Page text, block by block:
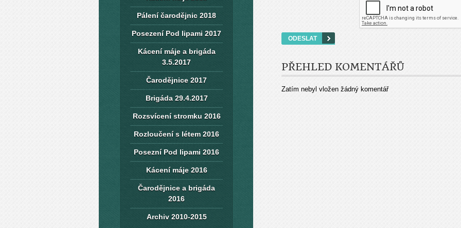
PŘEHLED KOMENTÁŘŮ
Zatím nebyl vložen žádný komentář
Pálení čarodějnic 2018
Posezení Pod lipami 2017
Kácení máje a brigáda
3.5.2017
Čarodějnice 2017
Brigáda 29.4.2017
Rozsvícení stromku 2016
Rozloučení s létem 2016
Posezní Pod lipami 2016
Kácení máje 2016
Čarodějnice a brigáda
2016
Archiv 2010-2015